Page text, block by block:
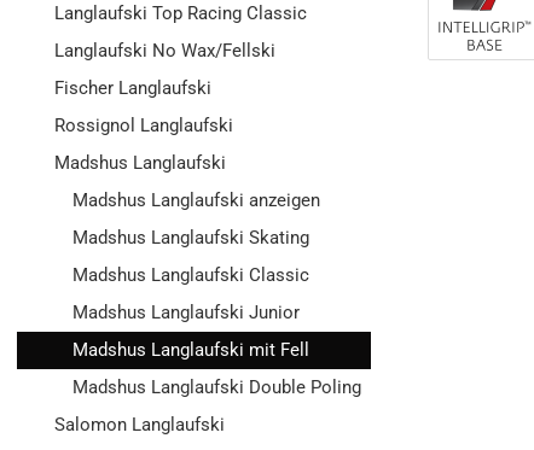
Langlaufski Top Racing Classic
Langlaufski No Wax/Fellski
Fischer Langlaufski
Rossignol Langlaufski
Madshus Langlaufski
Madshus Langlaufski anzeigen
Madshus Langlaufski Skating
Madshus Langlaufski Classic
Madshus Langlaufski Junior
Madshus Langlaufski mit Fell
Madshus Langlaufski Double Poling
Salomon Langlaufski